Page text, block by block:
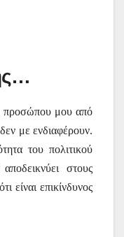
προσώπου μου από
με ενδιαφέρουν.
του πολιτικού
στους
είναι επικίνδυνος